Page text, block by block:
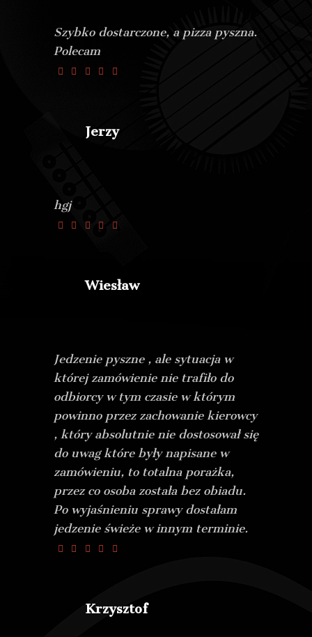
Szybko dostarczone, a pizza pyszna.
Polecam
Jerzy
hgj
Wiesław
Jedzenie pyszne , ale sytuacja w
której zamówienie nie trafiło do
odbiorcy w tym czasie w którym
powinno przez zachowanie kierowcy
, który absolutnie nie dostosował się
do uwag które były napisane w
zamówieniu, to totalna porażka,
przez co osoba została bez obiadu.
Po wyjaśnieniu sprawy dostałam
jedzenie świeże w innym terminie.
Krzysztof